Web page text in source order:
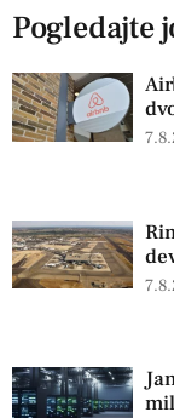
Pogledajte